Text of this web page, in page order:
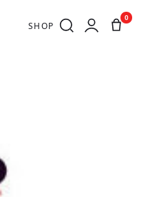
SHOP
0